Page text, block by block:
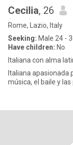
Cecilia, 26
Rome, Lazio, Italy
Seeking: Male 24 -
Have children: No
Italiana con alma
Italiana apasionada por
música, el baile y